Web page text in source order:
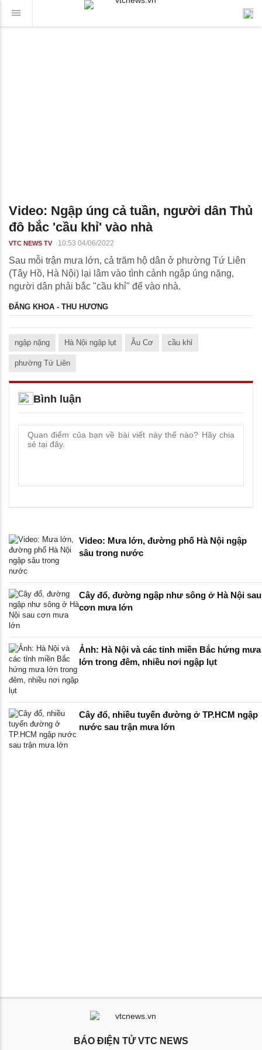
Video: Ngập úng cả tuần, người dân Thủ
đô bắc 'cầu khỉ' vào nhà
VTC NEWS TV 10:53 04/06/2022
Sau mỗi trận mưa lớn, cả trăm hộ dân ở phường Tứ Liên
(Tây Hồ, Hà Nội) lại lâm vào tình cảnh ngập úng nặng,
người dân phải bắc "cầu khỉ" để vào nhà.
ĐĂNG KHOA - THU HƯƠNG
ngập nặng Hà Nội ngập lụt Âu Cơ cầu khỉ
phường Tứ Liên
Bình luận
Video: Mưa lớn, đường phố Hà Nội ngập
sâu trong nước
Cây đổ, đường ngập như sông ở Hà Nội sau
cơn mưa lớn
Ảnh: Hà Nội và các tỉnh miền Bắc hứng mưa
lớn trong đêm, nhiều nơi ngập lụt
Cây đổ, nhiều tuyến đường ở TP.HCM ngập
nước sau trận mưa lớn
BÁO ĐIỆN TỬ VTC NEWS